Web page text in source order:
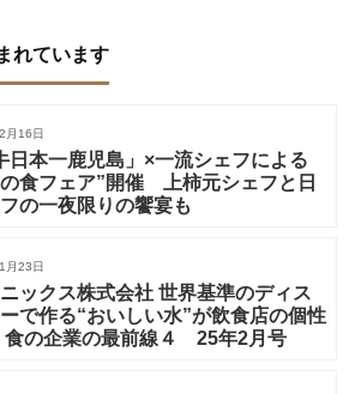
れています
月16日
日本一鹿児島」×一流シェフによる
食フェア”開催 上柿元シェフと日
の一夜限りの饗宴も
月23日
ックス株式会社 世界基準のディス
で作る“おいしい水”が飲食店の個性
の企業の最前線４ 25年2月号